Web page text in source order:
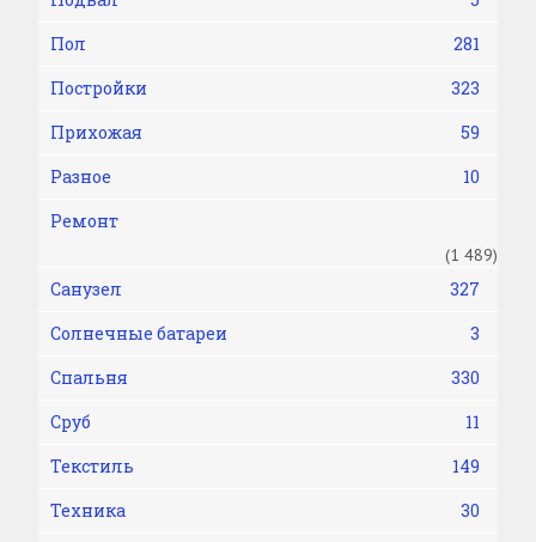
Пол
281
Постройки
323
Прихожая
59
Разное
10
Ремонт
(1 489)
Санузел
327
Солнечные батареи
3
Спальня
330
Сруб
11
Текстиль
149
Техника
30